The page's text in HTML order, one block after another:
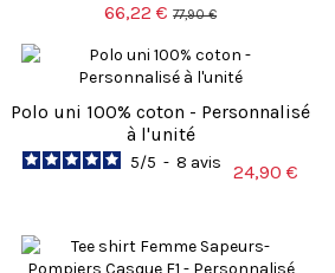
66,22 €77,90 €
Polo uni 100% coton - Personnalisé
à l'unité
5/5 - 8 avis 24,90 €